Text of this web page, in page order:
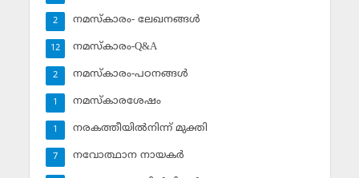
നമസ്‌കാരം- ലേഖനങ്ങള്‍
2
നമസ്‌കാരം-Q&A
12
നമസ്‌കാരം-പഠനങ്ങള്‍
2
നമസ്‌കാരശേഷം
1
നരകത്തീയില്‍നിന്ന് മുക്തി
1
നവോത്ഥാന നായകര്‍
7